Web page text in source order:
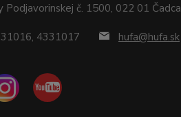
Podjavorinskej č. 1500, 022 01 Čadca
4331017 hufa@hufa.sk